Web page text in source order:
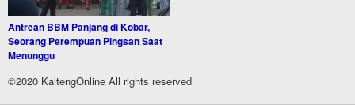
Antrean BBM Panjang di Kobar,
Seorang Perempuan Pingsan Saat
Menunggu
©2020 KaltengOnline All rights reserved